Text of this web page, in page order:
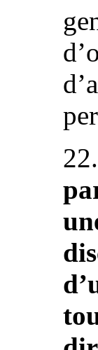
22.